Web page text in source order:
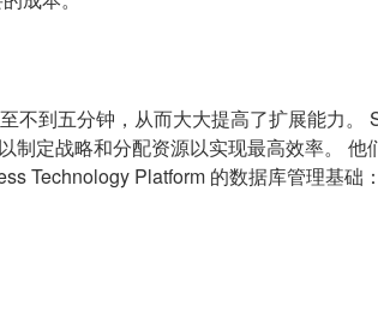
到五分钟，从而大大提高了扩展能力
定战略和分配资源以实现最高效率。
Technology Platform 的数据库管理基础